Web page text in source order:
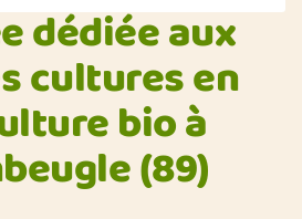
dédiée aux
cultures en
bio à
(89)